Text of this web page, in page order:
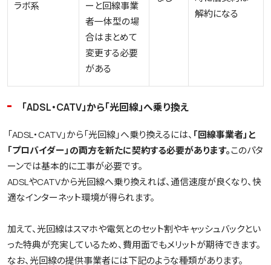
ラボ系
ーと回線事業
者一体型の場
合はまとめて
変更する必要
がある
解約になる
「ADSL・CATV」から「光回線」へ乗り換え
「ADSL・CATV」から「光回線」へ乗り換えるには、 「回線事業者」と
「プロバイダー」の両方を新たに契約する必要があります。このパタ
ーンでは基本的に工事が必要です。
ADSLやCATVから光回線へ乗り換えれば、通信速度が良くなり、快
適なインターネット環境が得られます。
加えて、光回線はスマホや電気とのセット割やキャッシュバックとい
った特典が充実しているため、費用面でもメリットが期待できます。
なお、光回線の提供事業者には下記のような種類があります。